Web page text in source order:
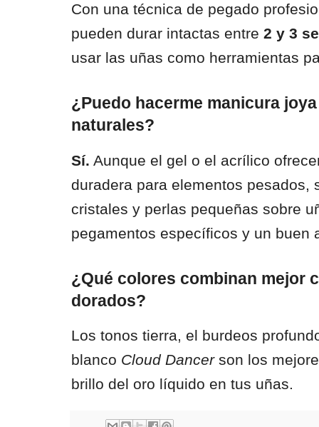
Con una técnica de pegado
pueden durar intactas entre 2 y 3
usar las uñas como herramientas
¿Puedo hacerme manicura
naturales?
Sí. Aunque el gel o el acrílico
duradera para elementos pesados,
cristales y perlas pequeñas sobre
pegamentos específicos y un buen
¿Qué colores combinan mejor
dorados?
Los tonos tierra, el burdeos
blanco Cloud Dancerson los
brillo del oro líquido en tus uñas.